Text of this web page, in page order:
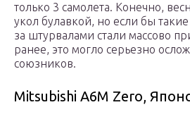
только 3 самолета. Конечно,
укол булавкой, но если бы
за штурвалами стали массово
ранее, это могло серьезно
союзников.
Mitsubishi A6M Zero,